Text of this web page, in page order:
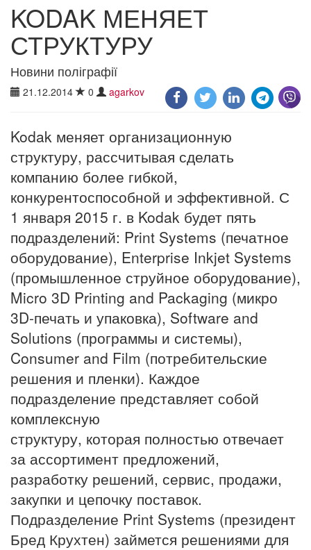
KODAK МЕНЯЕТ
СТРУКТУРУ
Новини поліграфії
21.12.2014 0 agarkov
Kodak меняет организационную
структуру, рассчитывая сделать
компанию более гибкой,
конкурентоспособной и эффективной. С
1 января 2015 г. в Kodak будет пять
подразделений: Print Systems (печатное
оборудование), Enterprise Inkjet Systems
(промышленное струйное оборудование),
Micro 3D Printing and Packaging (микро
3D-печать и упаковка), Software and
Solutions (программы и системы),
Consumer and Film (потребительские
решения и пленки). Каждое
подразделение представляет собой
комплексную
структуру, которая полностью отвечает
за ассортимент предложений,
разработку решений, сервис, продажи,
закупки и цепочку поставок.
Подразделение Print Systems (президент
Бред Крухтен) займется решениями для